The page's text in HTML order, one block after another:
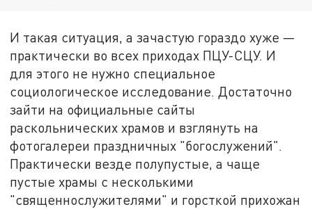
И такая ситуация, а зачастую гораздо хуже —
практически во всех приходах ПЦУ-СЦУ. И
для этого не нужно специальное
социологическое исследование. Достаточно
зайти на официальные сайты
раскольнических храмов и взглянуть на
фотогалереи праздничных "богослужений".
Практически везде полупустые, а чаще
пустые храмы с несколькими
"священнослужителями" и горсткой прихожан